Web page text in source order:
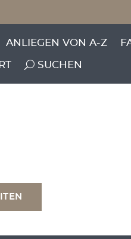
ANLIEGEN VON A-Z
SUCHEN
eines